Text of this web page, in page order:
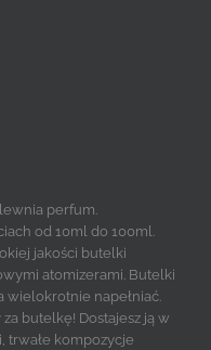
perfum.
od 10ml do 100ml.
jakości butelki
atomizerami. Butelki
napełniać.
butelkę! Dostajesz ją w
trwałe kompozycje